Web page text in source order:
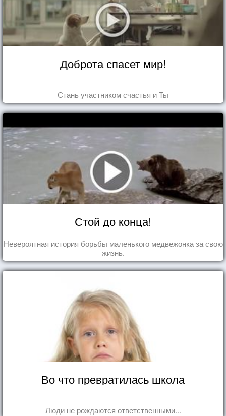
Доброта спасет мир!
Стань участником счастья и Ты
Стой до конца!
Невероятная история борьбы маленького медвежонка за свою
жизнь.
Во что превратилась школа
Люди не рождаются ответственными...